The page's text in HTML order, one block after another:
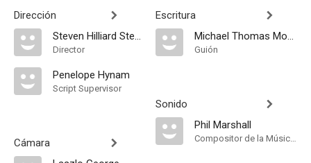
Dirección
Steven Hilliard Stern
Director
Penelope Hynam
Script Supervisor
Cámara
Escritura
Michael Thomas Montgomery
Guión
Sonido
Phil Marshall
Compositor de la Música Original